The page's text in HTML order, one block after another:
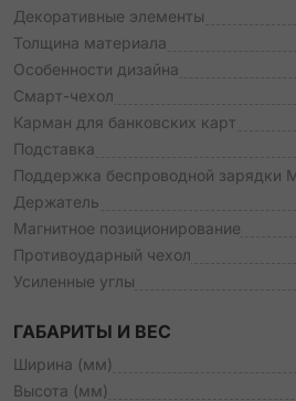
Декоративные элементы
Толщина материала
Особенности дизайна
Смарт-чехол
Карман для банковских карт
Подставка
Поддержка беспроводной зарядки
Держатель
Магнитное позиционирование
Противоударный чехол
Усиленные углы
ГАБАРИТЫ И ВЕС
Ширина (мм)
Высота (мм)